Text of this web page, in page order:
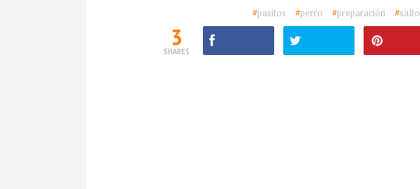
#pasitos #perro #preparación #salto
3
SHARES